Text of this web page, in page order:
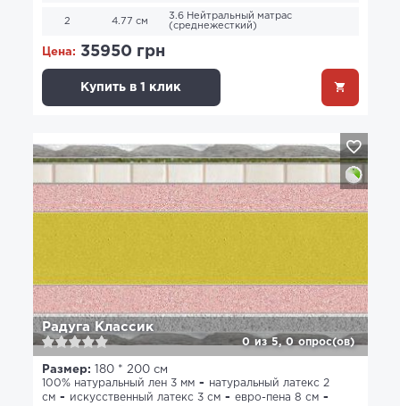
2 4.77 см
3.6 Нейтральный матрас
(среднежесткий)
Цена: 35950 грн
Купить в 1 клик
Радуга Классик
0 из 5, 0 опрос(ов)
Размер: 180 * 200 см
100% натуральный лен 3 мм
натуральный латекс 2
см
искусственный латекс 3 см
евро-пена 8 см